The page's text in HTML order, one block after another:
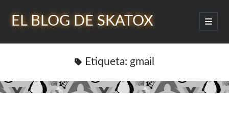
EL BLOG DE SKATOX
abrir
menú
Barra
Etiqueta: gmail